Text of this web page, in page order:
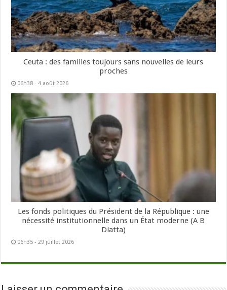
Ceuta : des familles toujours sans nouvelles de leurs
proches
06h38 - 4 août 2026
Les fonds politiques du Président de la République : une
nécessité institutionnelle dans un État moderne (A B
Diatta)
06h35 - 29 juillet 2026